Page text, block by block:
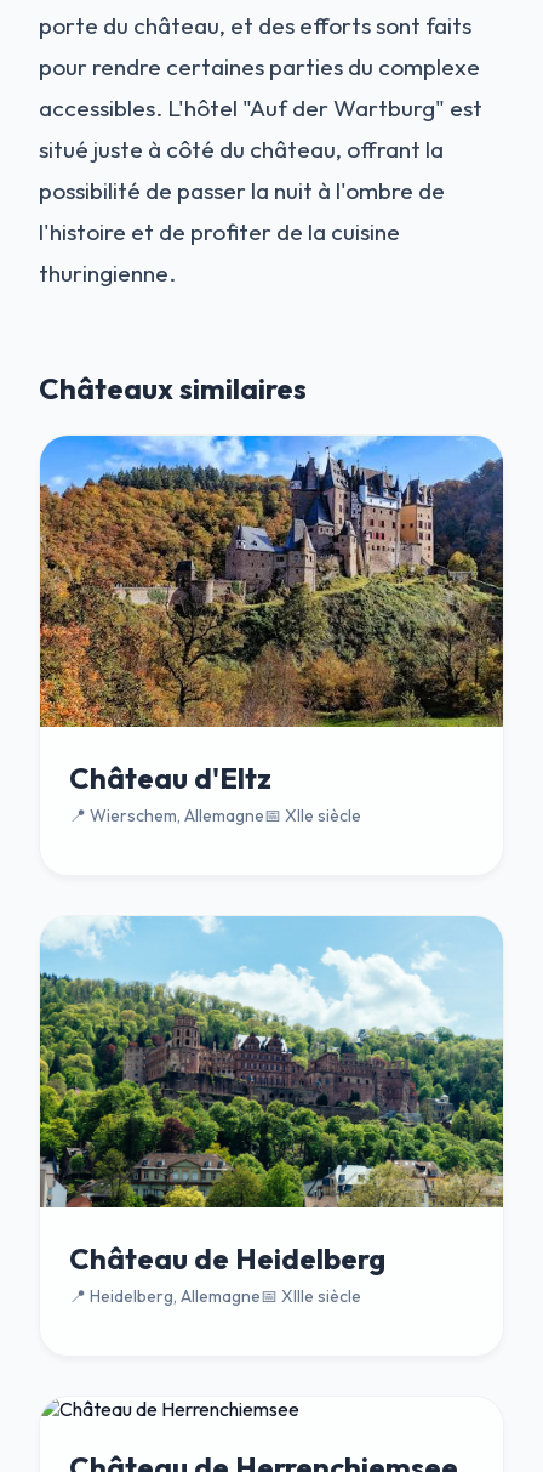
porte du château, et des efforts sont faits
pour rendre certaines parties du complexe
accessibles. L'hôtel "Auf der Wartburg" est
situé juste à côté du château, offrant la
possibilité de passer la nuit à l'ombre de
l'histoire et de profiter de la cuisine
thuringienne.
Châteaux similaires
Château d'Eltz
📍 Wierschem, Allemagne📅 XIIe siècle
Château de Heidelberg
📍 Heidelberg, Allemagne📅 XIIIe siècle